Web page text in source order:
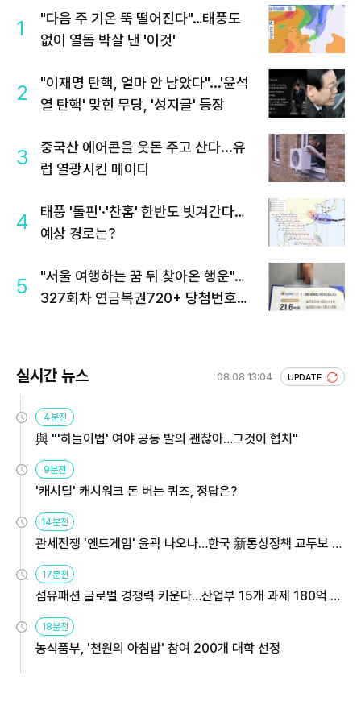
1
"다음 주 기온 뚝 떨어진다"…태풍도
없이 열돔 박살 낸 '이것'
2
"이재명 탄핵, 얼마 안 남았다"...'윤석
열 탄핵' 맞힌 무당, '성지글' 등장
3
중국산 에어콘을 웃돈 주고 산다...유
럽 열광시킨 메이디
4
태풍 '돌핀'·'찬홈' 한반도 빗겨간다…
예상 경로는?
5
"서울 여행하는 꿈 뒤 찾아온 행운"…
327회차 연금복권720+ 당첨번호조
실시간 뉴스 08.08 13:04 UPDATE
4분전
與 "'하늘이법' 여야 공동 발의 괜찮아…그것이 협치"
9분전
'캐시딜' 캐시워크 돈 버는 퀴즈, 정답은?
14분전
관세전쟁 '엔드게임' 윤곽 나오나…한국 新통상정책 교두보 활
17분전
섬유패션 글로벌 경쟁력 키운다…산업부 15개 과제 180억 지
18분전
농식품부, '천원의 아침밥' 참여 200개 대학 선정